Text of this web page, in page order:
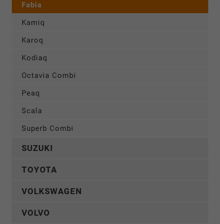
Fabia
Kamiq
Karoq
Kodiaq
Octavia Combi
Peaq
Scala
Superb Combi
SUZUKI
TOYOTA
VOLKSWAGEN
VOLVO